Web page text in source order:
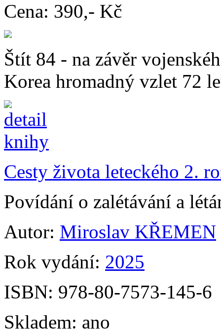
Cena: 390,- Kč
Štít 84 - na závěr
Korea hromadný vzlet 72
Cesty života leteckého 2.
Povídání o zalétávání a
Autor: Miroslav KŘEMEN
Rok vydání: 2025
ISBN: 978-80-7573-145-6
Skladem: ano